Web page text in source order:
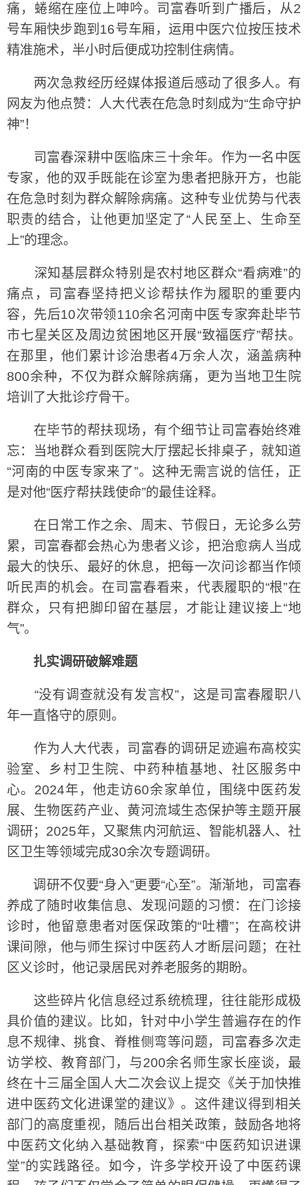
痛，蜷缩在座位上呻吟。司富春听到广播后，从2
号车厢快步跑到16号车厢，运用中医穴位按压技术
精准施术，半小时后便成功控制住病情。
两次急救经历经媒体报道后感动了很多人。有
网友为他点赞：人大代表在危急时刻成为“生命守护
神”！
司富春深耕中医临床三十余年。作为一名中医
专家，他的双手既能在诊室为患者把脉开方，也能
在危急时刻为群众解除病痛。这种专业优势与代表
职责的结合，让他更加坚定了“人民至上、生命至
上”的理念。
深知基层群众特别是农村地区群众“看病难”的
痛点，司富春坚持把义诊帮扶作为履职的重要内
容，先后10次带领110余名河南中医专家奔赴毕节
市七星关区及周边贫困地区开展“致福医疗”帮扶。
在那里，他们累计诊治患者4万余人次，涵盖病种
800余种，不仅为群众解除病痛，更为当地卫生院
培训了大批诊疗骨干。
在毕节的帮扶现场，有个细节让司富春始终难
忘：当地群众看到医院大厅摆起长排桌子，就知道
“河南的中医专家来了”。这种无需言说的信任，正
是对他“医疗帮扶践使命”的最佳诠释。
在日常工作之余、周末、节假日，无论多么劳
累，司富春都会热心为患者义诊，把治愈病人当成
最大的快乐、最好的休息，把每一次问诊都当作倾
听民声的机会。在司富春看来，代表履职的“根”在
群众，只有把脚印留在基层，才能让建议接上“地
气”。
扎实调研破解难题
“没有调查就没有发言权”，这是司富春履职八
年一直恪守的原则。
作为人大代表，司富春的调研足迹遍布高校实
验室、乡村卫生院、中药种植基地、社区服务中
心。2024年，他走访60余家单位，围绕中医药发
展、生物医药产业、黄河流域生态保护等主题开展
调研；2025年，又聚焦内河航运、智能机器人、社
区卫生等领域完成30余次专题调研。
调研不仅要“身入”更要“心至”。渐渐地，司富春
养成了随时收集信息、发现问题的习惯：在门诊接
诊时，他留意患者对医保政策的“吐槽”；在高校讲
课间隙，他与师生探讨中医药人才断层问题；在社
区义诊时，他记录居民对养老服务的期盼。
这些碎片化信息经过系统梳理，往往能形成极
具价值的建议。比如，针对中小学生普遍存在的作
息不规律、挑食、脊椎侧弯等问题，司富春多次走
访学校、教育部门，与200余名师生家长座谈，最
终在十三届全国人大二次会议上提交《关于加快推
进中医药文化进课堂的建议》。这件建议得到相关
部门的高度重视，随后出台相关政策，鼓励各地将
中医药文化纳入基础教育，探索“中医药知识进课
堂”的实践路径。如今，许多学校开设了中医药课